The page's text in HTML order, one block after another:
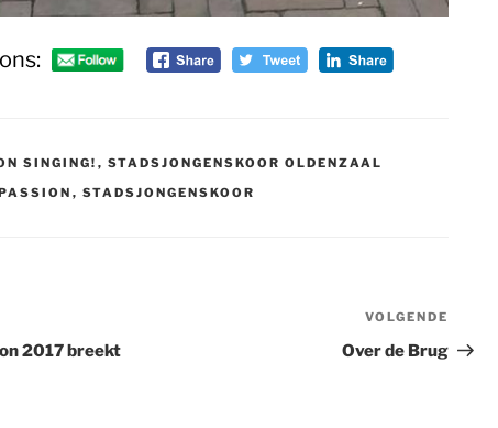
SINGING! , STADSJONGENSKOOR OLDENZAAL
, STADSJONGENSKOOR
2017 breekt
VOLGENDE
Over de Brug